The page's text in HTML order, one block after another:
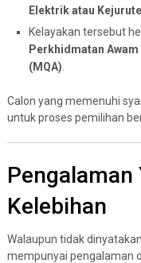
Elektrik atau
Kelayakan tersebut
Perkhidmatan Awam
(MQA)
Calon yang memenuhi
untuk proses pemilihan
Pengalaman
Kelebihan
Walaupun tidak
mempunyai pengalaman